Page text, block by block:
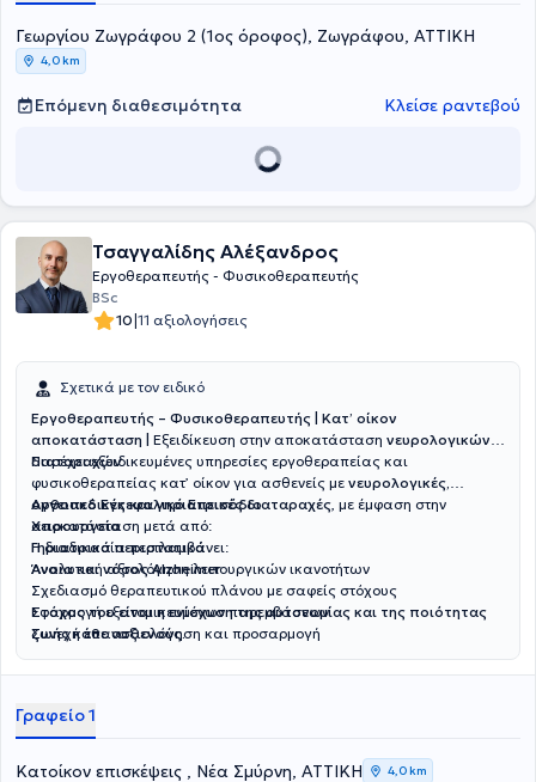
Γεωργίου Ζωγράφου 2 (1ος όροφος), Ζωγράφου, ΑΤΤΙΚΗ
4,0 km
Επόμενη διαθεσιμότητα Κλείσε ραντεβού
Τσαγγαλίδης Αλέξανδρος
Εργοθεραπευτής - Φυσικοθεραπευτής
BSc
10|11 αξιολογήσεις
Σχετικά με τον ειδικό
Εργοθεραπευτής – Φυσικοθεραπευτής | Κατ’ οίκον
αποκατάσταση | Εξειδίκευση στην αποκατάσταση νευρολογικών
διαταραχών
Παρέχει εξειδικευμένες υπηρεσίες εργοθεραπείας και
φυσικοθεραπείας κατ’ οίκον για ασθενείς με νευρολογικές,
ορθοπεδικές και γηριατρικές διαταραχές, με έμφαση στην
αποκατάσταση μετά από:
Aγγειακό Εγκεφαλικό Επεισόδιο
Xειρουργεία
Γηριατρικά περιστατικά
Άνοια και νόσος Alzheimer
Η διαδικασία περιλαμβάνει:
Αναλυτική αξιολόγηση λειτουργικών ικανοτήτων
Σχεδιασμό θεραπευτικού πλάνου με σαφείς στόχους
Εφαρμογή εξατομικευμένων παρεμβάσεων
Συνεχή επαναξιολόγηση και προσαρμογή
Στόχος του είναι η ενίσχυση της αυτονομίας και της ποιότητας
ζωής κάθε ασθενούς.
Γραφείο 1
Κατοίκον επισκέψεις , Νέα Σμύρνη, ΑΤΤΙΚΗ 4,0 km